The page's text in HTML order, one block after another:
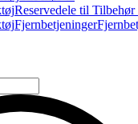
Reservedele til Tilbehør
Fjernbetjeninger